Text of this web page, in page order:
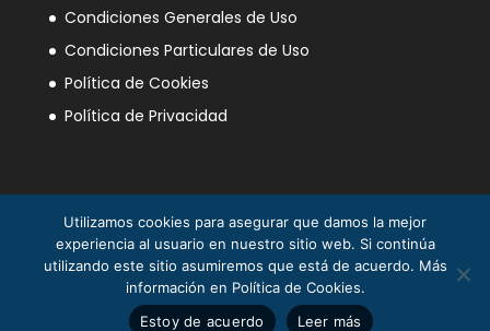
Condiciones Generales de Uso
Condiciones Particulares de Uso
Política de Cookies
Política de Privacidad
La Mili en el Sáhara ® Juan Piqueras 2003-2013
© Asociación Nacional Veteranos Mili Sáhara 2025
Utilizamos cookies para asegurar que damos la mejor
experiencia al usuario en nuestro sitio web. Si continúa
utilizando este sitio asumiremos que está de acuerdo. Más
información en Política de Cookies.
Estoy de acuerdo
Leer más